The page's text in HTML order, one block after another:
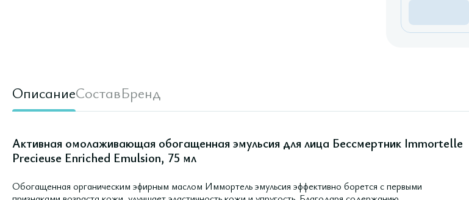
ОписаниеСоставБренд
Активная омолаживающая обогащенная эмульсия для лица Бессмертник Immortelle
Precieuse Enriched Emulsion, 75 мл
Обогащенная органическим эфирным маслом Иммортель эмульсия эффективно борется с первыми